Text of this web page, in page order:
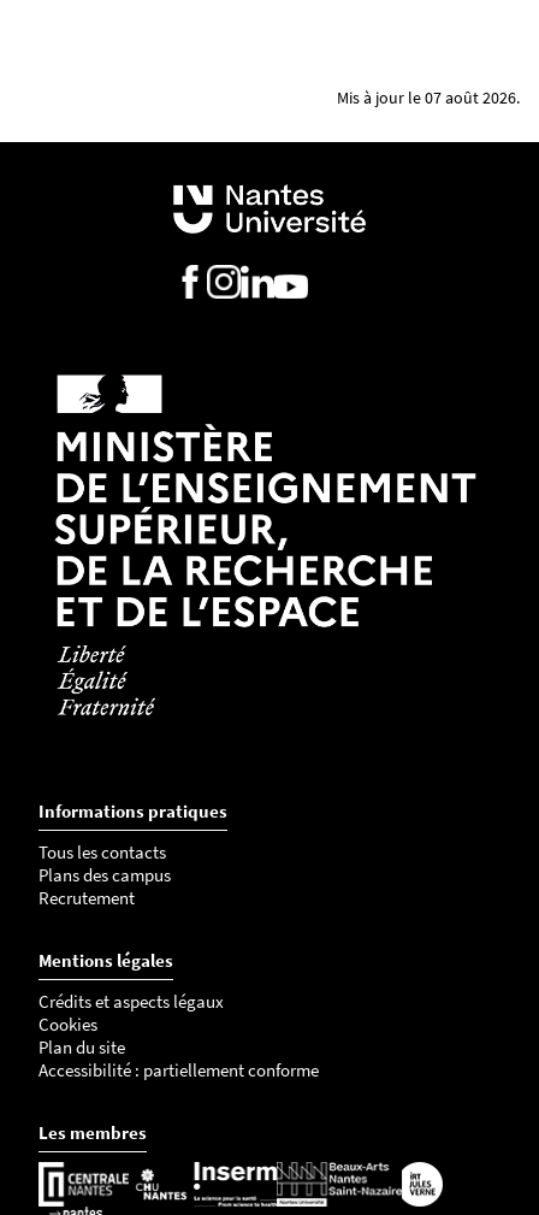
Mis à jour le 07 août 2026.
Informations pratiques
Tous les contacts
Plans des campus
Recrutement
Mentions légales
Crédits et aspects légaux
Cookies
Plan du site
Accessibilité : partiellement conforme
Les membres